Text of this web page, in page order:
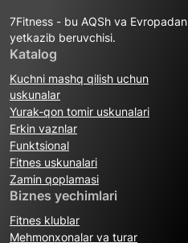
7Fitness - bu AQSh va
yetkazib beruvchisi.
Katalog
Kuchni mashq qilish uchun
uskunalar
Yurak-qon tomir uskunalari
Erkin vaznlar
Funktsional
Fitnes uskunalari
Zamin qoplamasi
Biznes yechimlari
Fitnes klublar
Mehmonxonalar va turar